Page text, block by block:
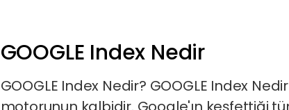
GOOGLE Index Nedir
GOOGLE Index Nedir? GOOGLE Index